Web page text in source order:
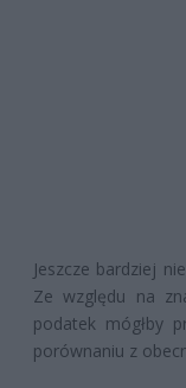
Jeszcze bardziej
Ze względu na
podatek mógłby
porównaniu z